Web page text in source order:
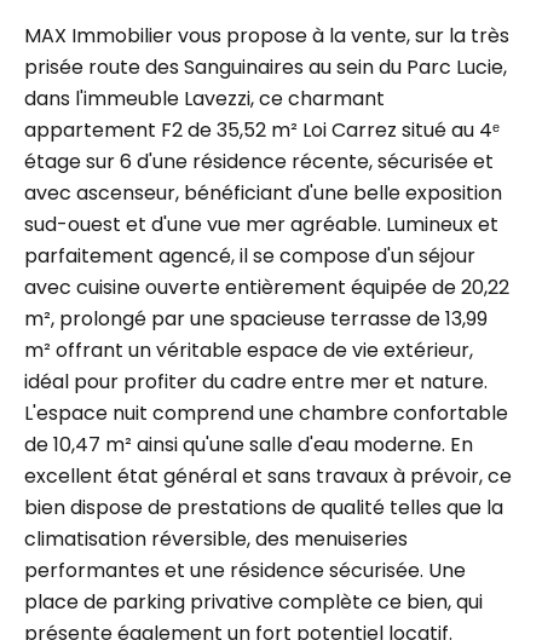
MAX Immobilier vous propose à la vente, sur la très
prisée route des Sanguinaires au sein du Parc Lucie,
dans l'immeuble Lavezzi, ce charmant
appartement F2 de 35,52 m² Loi Carrez situé au 4ᵉ
étage sur 6 d'une résidence récente, sécurisée et
avec ascenseur, bénéficiant d'une belle exposition
sud-ouest et d'une vue mer agréable. Lumineux et
parfaitement agencé, il se compose d'un séjour
avec cuisine ouverte entièrement équipée de 20,22
m², prolongé par une spacieuse terrasse de 13,99
m² offrant un véritable espace de vie extérieur,
idéal pour profiter du cadre entre mer et nature.
L'espace nuit comprend une chambre confortable
de 10,47 m² ainsi qu'une salle d'eau moderne. En
excellent état général et sans travaux à prévoir, ce
bien dispose de prestations de qualité telles que la
climatisation réversible, des menuiseries
performantes et une résidence sécurisée. Une
place de parking privative complète ce bien, qui
présente également un fort potentiel locatif.